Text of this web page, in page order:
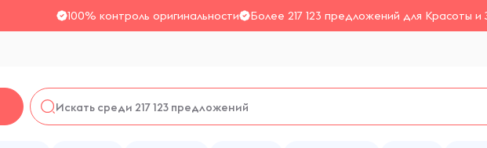
100% контроль оригинальности Более 217 123 предложений для Красоты и